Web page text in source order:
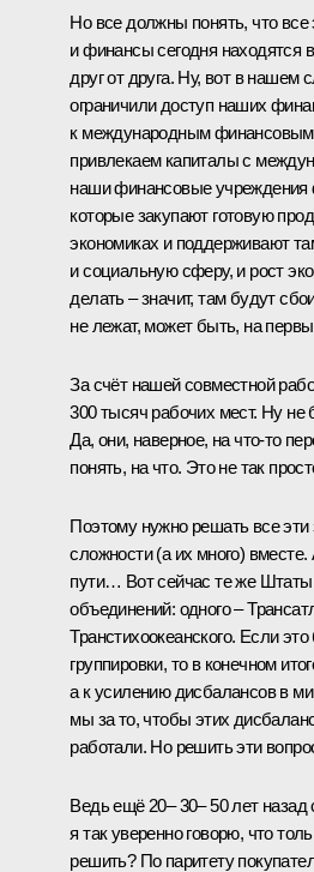
Но все должны понять, что все
и финансы сегодня находятся
друг от друга. Ну, вот в нашем
ограничили доступ наших
к международным финансовым
привлекаем капиталы с
наши финансовые
которые закупают готовую
экономиках и поддерживают
и социальную сферу, и рост
делать – значит, там будут
не лежат, может быть, на
За счёт нашей совместной
300 тысяч рабочих мест. Ну не
Да, они, наверное, на что‑то
понять, на что. Это не так
Поэтому нужно решать все эти
сложности (а их много)
пути… Вот сейчас те же Штаты
объединений: одного –
Транстихоокеанского. Если
группировки, то в конечном
а к усилению дисбалансов в
мы за то, чтобы этих
работали. Но решить эти
Ведь ещё 20– 30– 50 лет
я так уверенно говорю, что
решить? По паритету